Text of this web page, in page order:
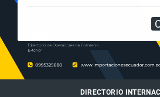
DIRECTORIO